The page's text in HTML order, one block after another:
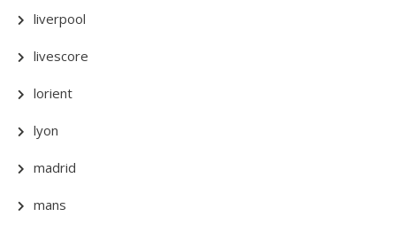
liverpool
livescore
lorient
lyon
madrid
mans